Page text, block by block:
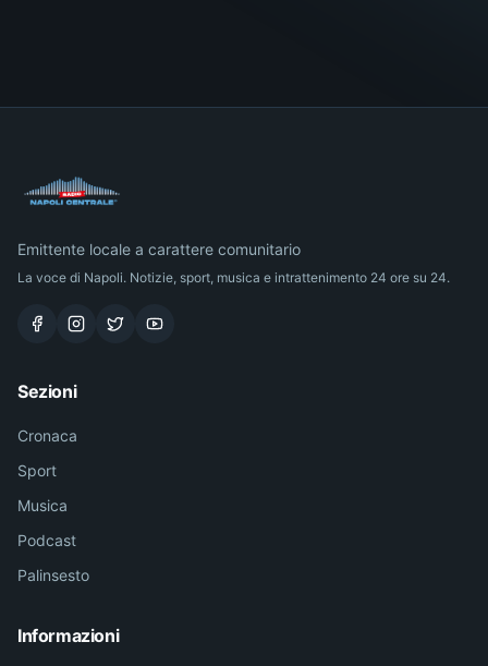
Emittente locale a carattere comunitario
La voce di Napoli. Notizie, sport, musica e intrattenimento 24 ore su 24.
Sezioni
Cronaca
Sport
Musica
Podcast
Palinsesto
Informazioni